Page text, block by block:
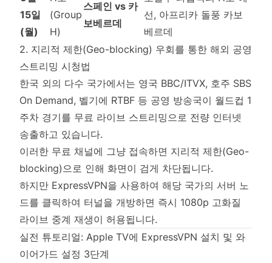
15일
(월)
(Group
H)
스페인 vs 카
보베르데
선, 아프리카 돌풍 카보
베르데
2. 지리적 제한(Geo-blocking) 우회를 통한 해외 공영
스트리밍 시청법
한국 외의 다수 국가에서는 영국 BBC/ITVX, 호주 SBS
On Demand, 벨기에 RTBF 등 공영 방송국이 월드컵 1
주차 경기를 무료 라이브 스트리밍으로 전량 인터넷
송출하고 있습니다.
이러한 무료 채널에 그냥 접속하면 지리적 제한(Geo-
blocking)으로 인해 화면이 검게 차단됩니다.
하지만 ExpressVPN을 사용하여 해당 국가의 서버 노
드를 클릭하여 터널을 개방하면 즉시 1080p 고화질
라이브 중계 재생이 허용됩니다.
실전 튜토리얼: Apple TV에 ExpressVPN 설치 및 와
이어가드 설정 3단계